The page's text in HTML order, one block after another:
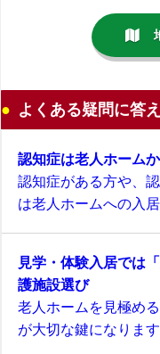
よくある疑問に答
認知症は老人ホーム
認知症がある方や、
は老人ホームへの入
見学・体験入居では
護施設選び
老人ホームを見極め
が大切な鍵になりま